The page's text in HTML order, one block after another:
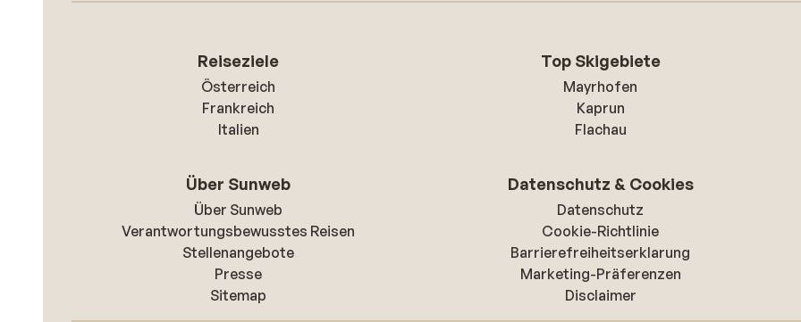
Reiseziele
Österreich
Frankreich
Italien
Top Skigebiete
Mayrhofen
Kaprun
Flachau
Über Sunweb
Über Sunweb
Verantwortungsbewusstes Reisen
Stellenangebote
Presse
Sitemap
Datenschutz & Cookies
Datenschutz
Cookie-Richtlinie
Barrierefreiheitserklarung
Marketing-Präferenzen
Disclaimer